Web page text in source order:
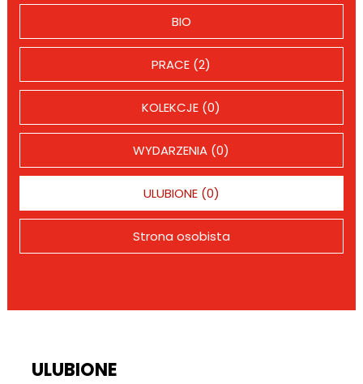
BIO
PRACE (2)
KOLEKCJE (0)
WYDARZENIA (0)
ULUBIONE (0)
Strona osobista
ULUBIONE